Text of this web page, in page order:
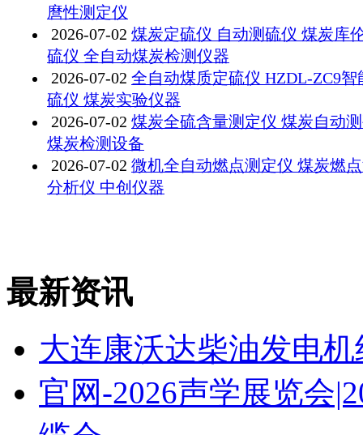
麿性测定仪
2026-07-02 煤炭定硫仪 自动测硫仪 煤炭库
硫仪 全自动煤炭检测仪器
2026-07-02 全自动煤质定硫仪 HZDL-ZC9智
硫仪 煤炭实验仪器
2026-07-02 煤炭全硫含量测定仪 煤炭自动
煤炭检测设备
2026-07-02 微机全自动燃点测定仪 煤炭燃
分析仪 中创仪器
最新资讯
大连康沃达柴油发电机
官网-2026声学展览会